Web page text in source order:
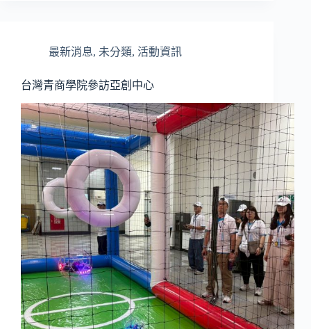
最新消息, 未分類, 活動資訊
台灣青商學院參訪亞創中心